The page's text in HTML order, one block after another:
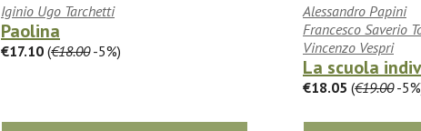
Iginio Ugo Tarchetti
Paolina
€17.10 (€18.00-5%)
Alessandro Papini
Francesco Saverio
Vincenzo Vespri
La scuola
€18.05 (€19.00-